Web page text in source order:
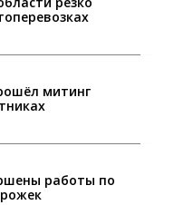
митинг
работы по